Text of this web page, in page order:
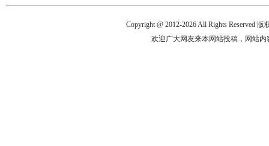
Copyright @ 2012-2026 All Rights Reserved 版
欢迎广大网友来本网站投稿，网站内